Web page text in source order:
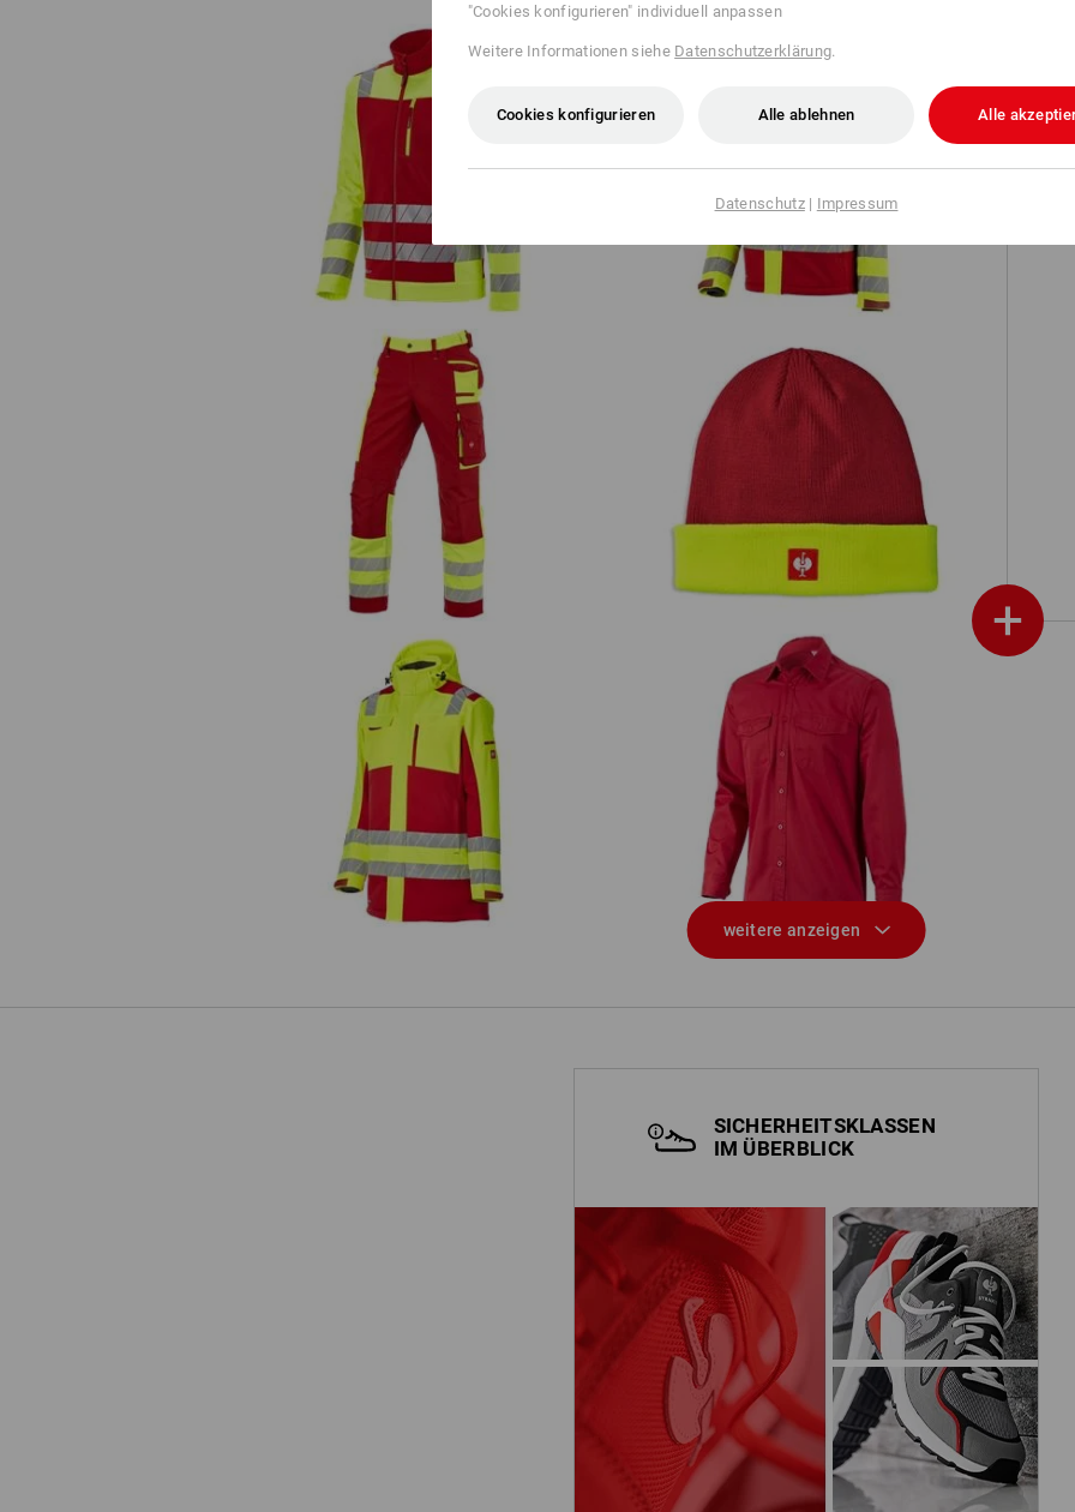
+
Warnschutz Softshelljacke e.s.motion
Warnschutz Bundhose e.s.motion
24/7
Strickmütze e.s.motion 24/7
Warnschutz Winter Softshellparka
e.s.motion 24/7
Arbeitshemd e.s.classic, langarm
weitere anzeigen
SICHERHEITSKLASSEN
IM ÜBERBLICK
"Cookies konfigurieren" individuell anpassen
Weitere Informationen siehe Datenschutzerklärung.
Cookies konfigurieren Alle ablehnen Alle
Datenschutz| Impressum